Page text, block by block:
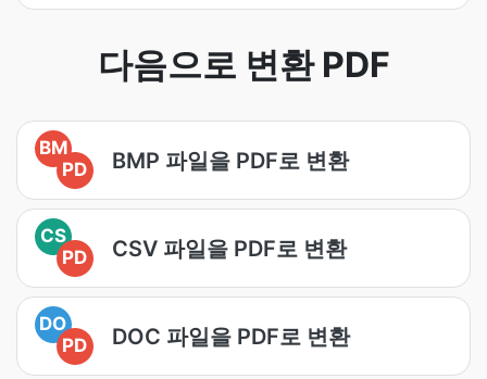
다음으로 변환 PDF
BM
PD
BMP 파일을 PDF로 변환
CS
PD
CSV 파일을 PDF로 변환
DO
PD
DOC 파일을 PDF로 변환